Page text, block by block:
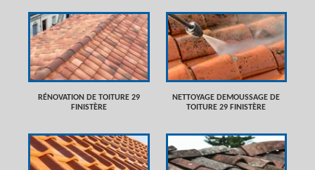
RÉNOVATION DE TOITURE 29
FINISTÈRE
NETTOYAGE DEMOUSSAGE DE
TOITURE 29 FINISTÈRE